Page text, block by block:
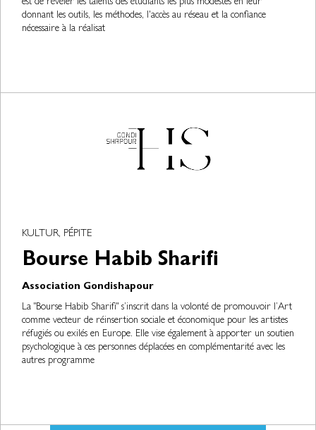
est de révéler les talents des étudiants les plus modestes en leur
donnant les outils, les méthodes, l'accès au réseau et la confiance
nécessaire à la réalisat
KULTUR, PÉPITE
Bourse Habib Sharifi
Association Gondishapour
La "Bourse Habib Sharifi" s’inscrit dans la volonté de promouvoir l’Art
comme vecteur de réinsertion sociale et économique pour les artistes
réfugiés ou exilés en Europe. Elle vise également à apporter un soutien
psychologique à ces personnes déplacées en complémentarité avec les
autres programme